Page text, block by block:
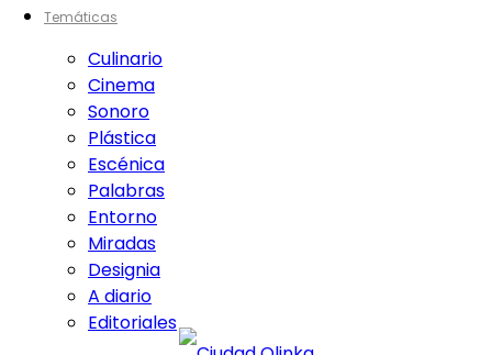
Temáticas
Culinario
Cinema
Sonoro
Plástica
Escénica
Palabras
Entorno
Miradas
Designia
A diario
Editoriales